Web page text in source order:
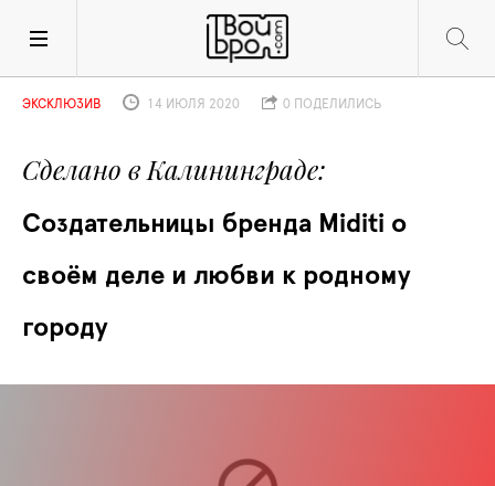
Сделано в Калининграде
Создательницы бренда Miditi о
своём деле и любви к родному
городу
ЭКСКЛЮЗИВ 14 ИЮЛЯ 2020 0 ПОДЕЛИЛИСЬ